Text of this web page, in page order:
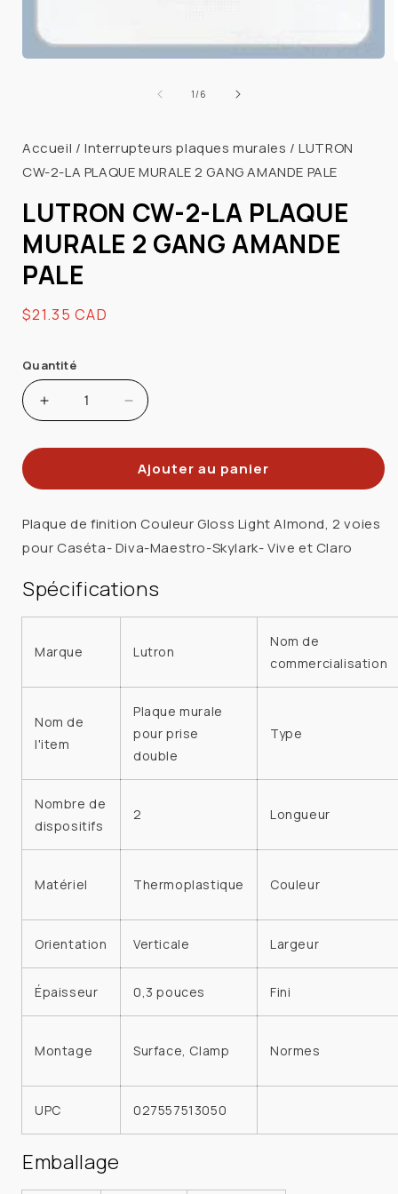
une
modale
1/de
6
Accueil /Interrupteurs plaques murales /LUTRON
CW-2-LA PLAQUE MURALE 2 GANG AMANDE PALE
LUTRON CW-2-LA PLAQUE
MURALE 2 GANG AMANDE
PALE
Prix
$21.35 CAD
Quantité
Augmenter
quantité
LUTRON
CW-
2-
LA
PLAQUE
MURALE
2
GANG
AMANDE
PALE
Réduire
quantité
de
LUTRON
CW-
LA
PLAQUE
MURALE
2
GANG
PALE
Ajouter au panier
Plaque de finition Couleur Gloss Light Almond, 2 voies
pour Caséta- Diva-Maestro-Skylark- Vive et Claro
Spécifications
Marque Lutron
Nom de
commercialisation
Nom de
l'item
Plaque murale
pour prise
double
Type
Nombre de
dispositifs
2 Longueur
Matériel Thermoplastique Couleur
Orientation Verticale Largeur
Épaisseur 0,3 pouces Fini
Montage Surface, Clamp Normes
UPC 027557513050
Emballage